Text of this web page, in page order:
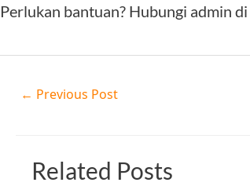
Perlukan bantuan? Hubungi admin di
← Previous Post
Related Posts